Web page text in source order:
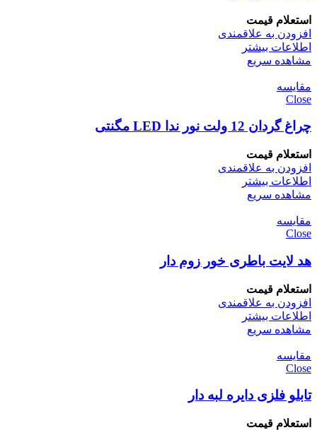
استعلام قیمت
افزودن به علاقمندی
اطلاعات بیشتر
مشاهده سریع
مقایسه
Close
چراغ گردان 12 ولت نور ندا LED مگنتی
استعلام قیمت
افزودن به علاقمندی
اطلاعات بیشتر
مشاهده سریع
مقایسه
Close
هد لایت باطری خور زوم دار
استعلام قیمت
افزودن به علاقمندی
اطلاعات بیشتر
مشاهده سریع
مقایسه
Close
تابلو فلزی دایره لبه دار
استعلام قیمت